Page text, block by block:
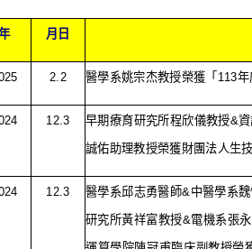
月日
2.2 醫學系姚宗杰教授榮獲「 113年
12.3 早期療育研究所程欣儀教授&
誠佑助理教授榮獲財團法人生
12.3 醫學系邱志勇醫師&中醫學系
研究所黃祥富教授&電機系張